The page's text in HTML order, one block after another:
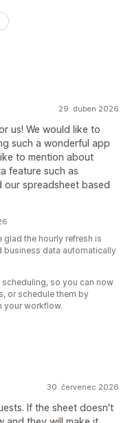
29. duben 2026
us! We would like to
such a wonderful app
to mention about
feature such as
spreadsheet based
glad the hourly refresh is
business data automatically
scheduling, so you can now
or schedule them by
your workflow.
30. červenec 2026
If the sheet doesn't